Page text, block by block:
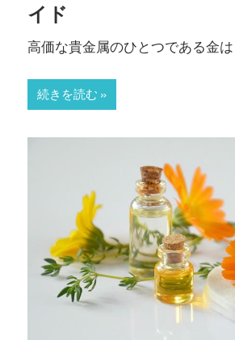
イド
高価な貴金属のひとつである金
続きを読む